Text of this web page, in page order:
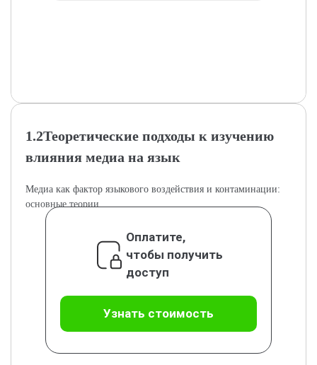
1.2Теоретические подходы к изучению
влияния медиа на язык
Медиа как фактор языкового воздействия и контаминации:
основные теории.
Оплатите,
чтобы получить
доступ
Узнать стоимость